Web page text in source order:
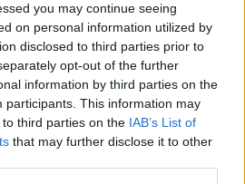
you may continue seeing
on personal information utilized by
disclosed to third parties prior to
opt-out of the further
information by third parties on the
participants. This information may
third parties on the IAB’s List of
that may further disclose it to other
LETT A FIDESZ MEGYEI
a Vas Megyei Érték megjelölést.
ÚJ DIVATOT,
VALAMIT A